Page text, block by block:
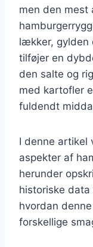
men den mest
lækker, gylden
tilføjer en
den salte og
med kartofler
fuldendt
I denne artikel
aspekter af
herunder
historiske data
hvordan
forskellige